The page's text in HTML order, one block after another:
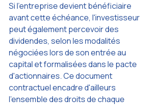
Si l'entreprise devient bénéficiaire
avant cette échéance, l'investisseur
peut également percevoir des
dividendes, selon les modalités
négociées lors de son entrée au
capital et formalisées dans le pacte
d'actionnaires. Ce document
contractuel encadre d'ailleurs
l'ensemble des droits de chaque